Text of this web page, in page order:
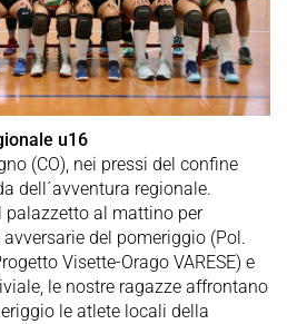
u16
(CO), nei pressi del confine
dell´avventura regionale.
palazzetto al mattino per
del pomeriggio (Pol.
Visette-Orago VARESE) e
le nostre ragazze affrontano
le atlete locali della